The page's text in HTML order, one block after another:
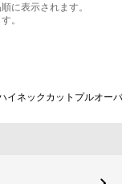
に表示されます。
。
イネックカットプルオー